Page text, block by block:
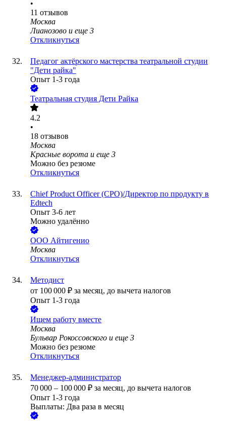
•
11 отзывов
Москва
Лианозово и еще 3
Откликнуться
Педагог актёрского мастерства театральной студии
"Дети райка"
Опыт 1-3 года
Театральная студия Дети Райка
4.2
•
18 отзывов
Москва
Красные ворота и еще 3
Можно без резюме
Откликнуться
Chief Product Officer (CPO)/Директор по продукту в
Edtech
Опыт 3-6 лет
Можно удалённо
ООО Айтигенио
Москва
Откликнуться
Методист
от 100 000 ₽ за месяц, до вычета налогов
Опыт 1-3 года
Ищем работу вместе
Москва
Бульвар Рокоссовского и еще 3
Можно без резюме
Откликнуться
Менеджер-администратор
70 000 – 100 000 ₽ за месяц, до вычета налогов
Опыт 1-3 года
Выплаты: Два раза в месяц